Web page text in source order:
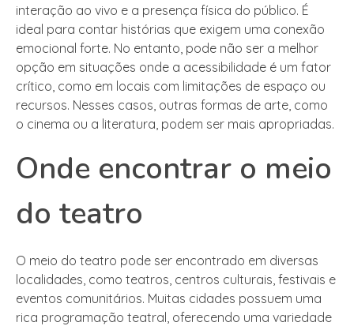
interação ao vivo e a presença física do público. É
ideal para contar histórias que exigem uma conexão
emocional forte. No entanto, pode não ser a melhor
opção em situações onde a acessibilidade é um fator
crítico, como em locais com limitações de espaço ou
recursos. Nesses casos, outras formas de arte, como
o cinema ou a literatura, podem ser mais apropriadas.
Onde encontrar o meio
do teatro
O meio do teatro pode ser encontrado em diversas
localidades, como teatros, centros culturais, festivais e
eventos comunitários. Muitas cidades possuem uma
rica programação teatral, oferecendo uma variedade